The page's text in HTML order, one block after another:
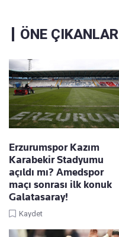
ÖNE ÇIKANLAR
Erzurumspor Kazım
Karabekir Stadyumu
açıldı mı? Amedspor
maçı sonrası ilk konuk
Galatasaray!
Kaydet